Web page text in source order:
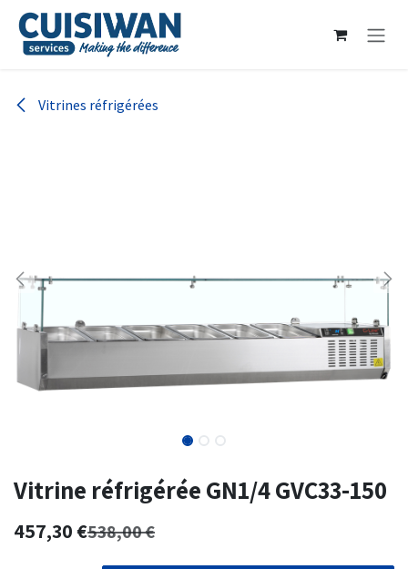
Se rendre au contenu
Vitrines réfrigérées
Vitrine réfrigérée GN1/4 GVC33-150
457,30€538,00€